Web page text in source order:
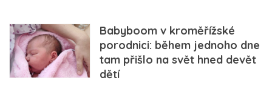
Babyboom v kroměřížské
porodnici: během jednoho dne
tam přišlo na svět hned devět
dětí